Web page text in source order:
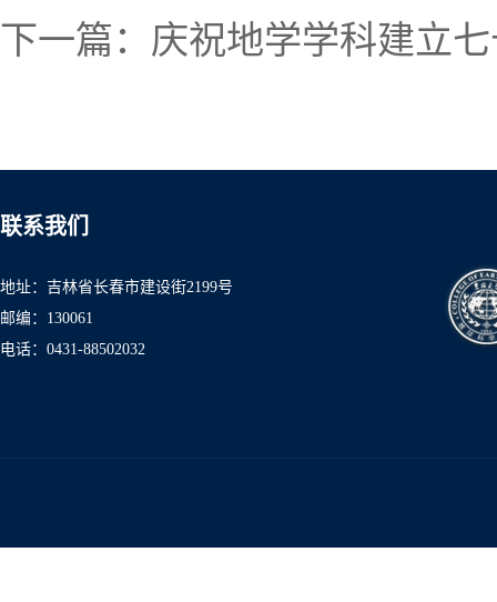
下一篇： 庆祝地学学科建立
联系我们
地址：吉林省长春市建设街2199号
邮编：130061
电话：0431-88502032